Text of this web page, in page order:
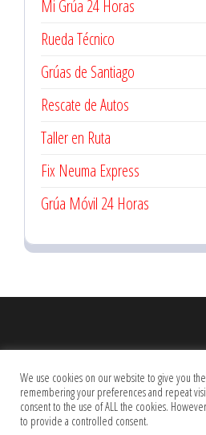
Mi Grúa 24 Horas
Rueda Técnico
Grúas de Santiago
Rescate de Autos
Taller en Ruta
Fix Neuma Express
Grúa Móvil 24 Horas
Blog
Solo para Mayores
We use cookies on our website to give you
remembering your preferences and repeat
consent to the use of ALL the cookies.
to provide a controlled consent.